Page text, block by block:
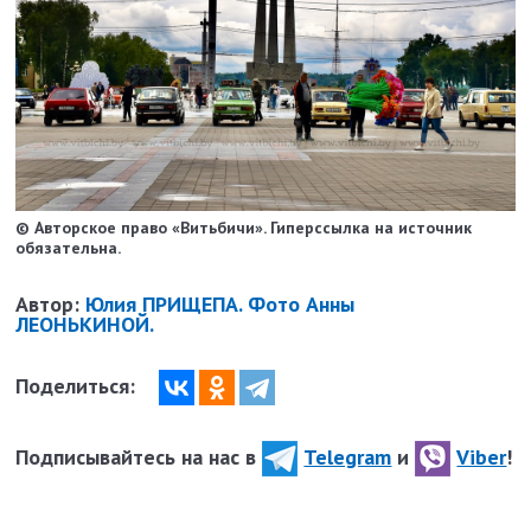
© Авторское право «Витьбичи». Гиперссылка на источник
обязательна.
Автор: Юлия ПРИЩЕПА. Фото Анны
ЛЕОНЬКИНОЙ.
Поделиться:
Подписывайтесь на нас в Telegram и Viber!